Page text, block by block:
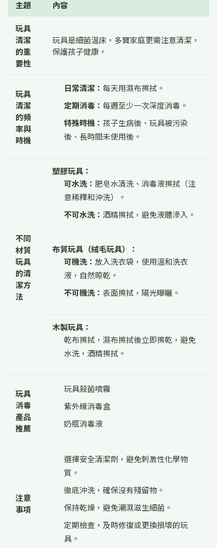
主題
內容
玩具
清潔
的重
要性
玩具是細菌溫床，多寶家庭更需注意清潔，
保護孩子健康。
玩具
清潔
的頻
率與
時機
日常清潔： 每天用濕布擦拭。
定期消毒： 每週至少一次深度消毒。
特殊時機： 孩子生病後、玩具被污染
後、長時間未使用後。
不同
材質
玩具
的清
潔方
法
塑膠玩具：
可水洗： 肥皂水清洗、消毒液擦拭（注
意稀釋和沖洗）。
不可水洗： 酒精擦拭，避免液體滲入。
布質玩具（絨毛玩具）：
可機洗： 放入洗衣袋，使用溫和洗衣
液，自然晾乾。
不可機洗： 表面擦拭，陽光曝曬。
木製玩具：
乾布擦拭，濕布擦拭後立即擦乾，避免
水洗，酒精擦拭。
玩具
消毒
產品
推薦
玩具殺菌噴霧
紫外線消毒盒
奶瓶消毒液
注意
事項
選擇安全清潔劑，避免刺激性化學物
質。
徹底沖洗，確保沒有殘留物。
保持乾燥，避免潮濕滋生細菌。
定期檢查，及時修復或更換損壞的玩
具。